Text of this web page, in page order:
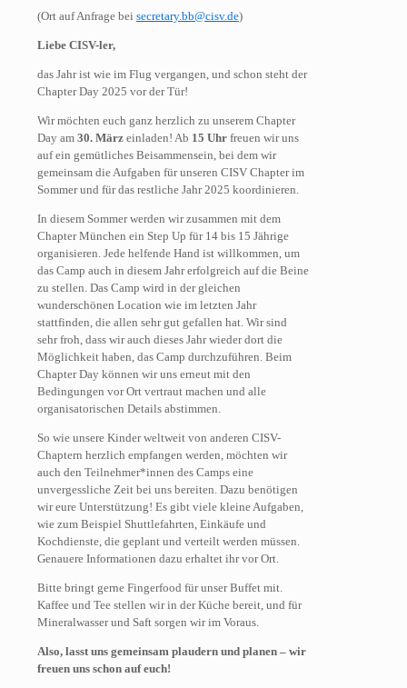
(Ort auf Anfrage bei secretary.bb@cisv.de)
Liebe CISV-ler,
das Jahr ist wie im Flug vergangen, und schon steht der
Chapter Day 2025 vor der Tür!
Wir möchten euch ganz herzlich zu unserem Chapter
Day am 30. März einladen! Ab 15 Uhr freuen wir uns
auf ein gemütliches Beisammensein, bei dem wir
gemeinsam die Aufgaben für unseren CISV Chapter im
Sommer und für das restliche Jahr 2025 koordinieren.
In diesem Sommer werden wir zusammen mit dem
Chapter München ein Step Up für 14 bis 15 Jährige
organisieren. Jede helfende Hand ist willkommen, um
das Camp auch in diesem Jahr erfolgreich auf die Beine
zu stellen. Das Camp wird in der gleichen
wunderschönen Location wie im letzten Jahr
stattfinden, die allen sehr gut gefallen hat. Wir sind
sehr froh, dass wir auch dieses Jahr wieder dort die
Möglichkeit haben, das Camp durchzuführen. Beim
Chapter Day können wir uns erneut mit den
Bedingungen vor Ort vertraut machen und alle
organisatorischen Details abstimmen.
So wie unsere Kinder weltweit von anderen CISV-
Chaptern herzlich empfangen werden, möchten wir
auch den Teilnehmer*innen des Camps eine
unvergessliche Zeit bei uns bereiten. Dazu benötigen
wir eure Unterstützung! Es gibt viele kleine Aufgaben,
wie zum Beispiel Shuttlefahrten, Einkäufe und
Kochdienste, die geplant und verteilt werden müssen.
Genauere Informationen dazu erhaltet ihr vor Ort.
Bitte bringt gerne Fingerfood für unser Buffet mit.
Kaffee und Tee stellen wir in der Küche bereit, und für
Mineralwasser und Saft sorgen wir im Voraus.
Also, lasst uns gemeinsam plaudern und planen – wir
freuen uns schon auf euch!